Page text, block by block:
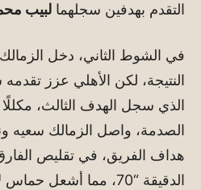
التقدم بهدفين سجلهما لبيب
في الشوط الثاني، دخل
النتيجة، لكن الأهلي عزز تقدمه
الذي سجل الهدف الثالث،
الصدمة، واصل الزمالك سعيه
هداف الفريق، في تقليص
الدقيقة “70، مما أشعل